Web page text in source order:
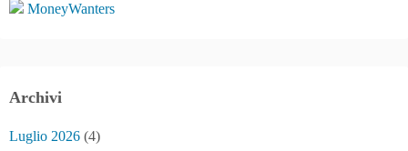
MoneyWanters
Archivi
Luglio 2026 (4)